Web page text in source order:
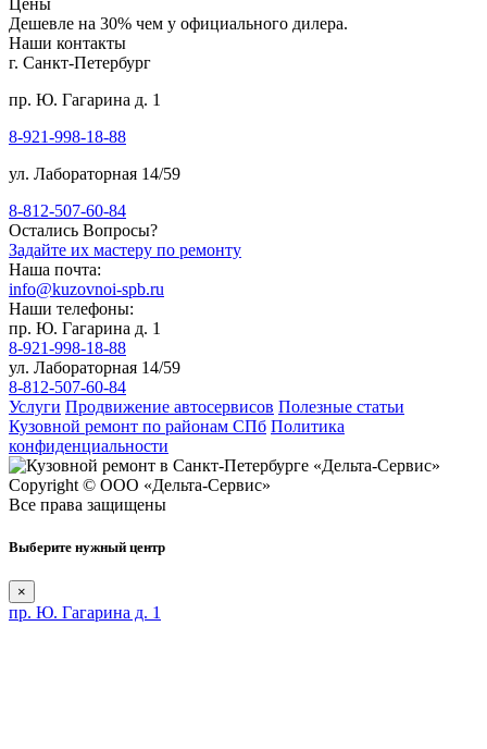
Дешевле на 30% чем у официального дилера.
Наши контакты
г. Санкт-Петербург
пр. Ю. Гагарина д. 1
8-921-998-18-88
ул. Лабораторная 14/59
8-812-507-60-84
Остались Вопросы?
Задайте их мастеру по ремонту
Наша почта:
info@kuzovnoi-spb.ru
Наши телефоны:
пр. Ю. Гагарина д. 1
8-921-998-18-88
ул. Лабораторная 14/59
8-812-507-60-84
Услуги Продвижение автосервисов Полезные статьи
Кузовной ремонт по районам СПб Политика
конфиденциальности
Copyright © ООО «Дельта-Сервис»
Все права защищены
Выберите нужный центр
×
пр. Ю. Гагарина д. 1